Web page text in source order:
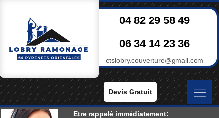
04 82 29 58 49
06 34 14 23 36
etslobry.couverture@gmail.com
Devis Gratuit
Etre rappelé immédiatement: